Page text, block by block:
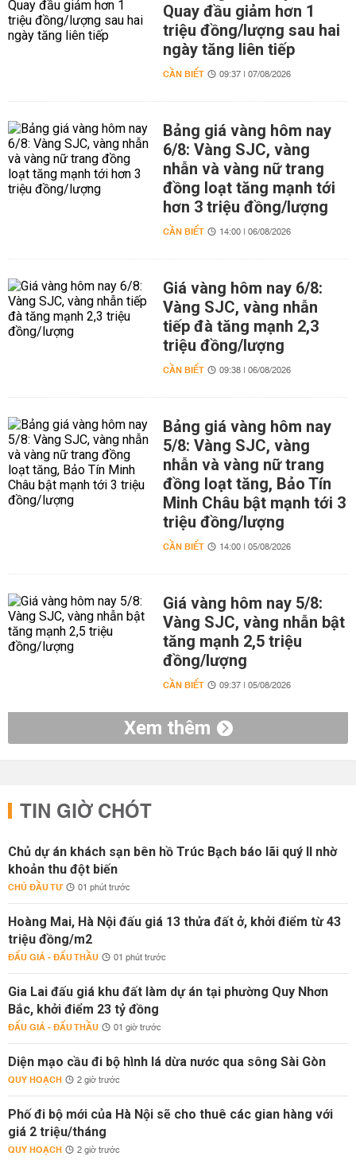
Quay đầu giảm hơn 1
triệu đồng/lượng sau hai
ngày tăng liên tiếp
CẦN BIẾT 09:37 | 07/08/2026
Bảng giá vàng hôm nay
6/8: Vàng SJC, vàng
nhẫn và vàng nữ trang
đồng loạt tăng mạnh tới
hơn 3 triệu đồng/lượng
CẦN BIẾT 14:00 | 06/08/2026
Giá vàng hôm nay 6/8:
Vàng SJC, vàng nhẫn
tiếp đà tăng mạnh 2,3
triệu đồng/lượng
CẦN BIẾT 09:38 | 06/08/2026
Bảng giá vàng hôm nay
5/8: Vàng SJC, vàng
nhẫn và vàng nữ trang
đồng loạt tăng, Bảo Tín
Minh Châu bật mạnh tới 3
triệu đồng/lượng
CẦN BIẾT 14:00 | 05/08/2026
Giá vàng hôm nay 5/8:
Vàng SJC, vàng nhẫn bật
tăng mạnh 2,5 triệu
đồng/lượng
CẦN BIẾT 09:37 | 05/08/2026
Xem thêm
TIN GIỜ CHÓT
Chủ dự án khách sạn bên hồ Trúc Bạch báo lãi quý II nhờ
khoản thu đột biến
CHỦ ĐẦU TƯ 01 phút trước
Hoàng Mai, Hà Nội đấu giá 13 thửa đất ở, khởi điểm từ 43
triệu đồng/m2
ĐẤU GIÁ - ĐẤU THẦU 01 phút trước
Gia Lai đấu giá khu đất làm dự án tại phường Quy Nhơn
Bắc, khởi điểm 23 tỷ đồng
ĐẤU GIÁ - ĐẤU THẦU 01 giờ trước
Diện mạo cầu đi bộ hình lá dừa nước qua sông Sài Gòn
QUY HOẠCH 2 giờ trước
Phố đi bộ mới của Hà Nội sẽ cho thuê các gian hàng với
giá 2 triệu/tháng
QUY HOẠCH 2 giờ trước